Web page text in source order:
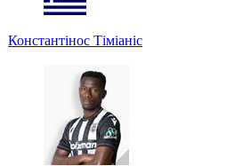
Константінос Тіміаніс